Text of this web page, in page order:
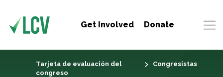
Get Involved Donate
Tarjeta de evaluación del
congreso
Congresistas